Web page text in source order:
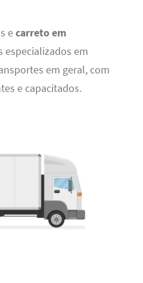
ecarreto em
especializados em
em geral, com
e capacitados.